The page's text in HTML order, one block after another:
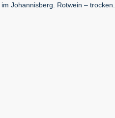
Johannisberg. Rotwein – trocken.